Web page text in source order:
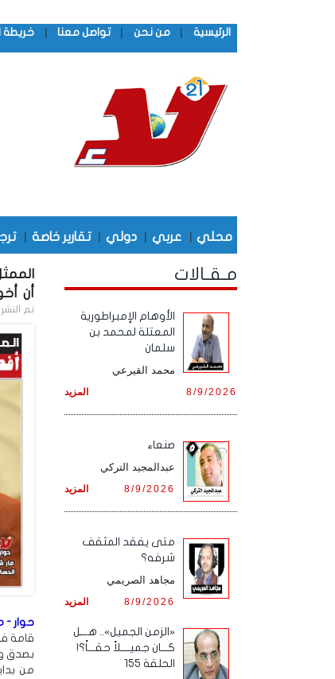
الرئيسية | من نحن | تواصل معنا | خريطة
محلي | عربي | دولي | تقارير خاصة |
أن
تم
حوار -
قامة
بصدق
من
مـقـالات
الأوهام الإمبراطورية
المعتلة لمحمد بن
سلمان
محمد القيرعي
المزيد 8/9/2026
صنعاء
عبدالمجيد التركي
المزيد 8/9/2026
متى يفقد المثقف
شرفه؟
مجاهد الصريمي
المزيد 8/9/2026
«الزمن الجميل».. هـــل
كـــان جميــــلاً حقـــاً؟!
الحلقة 155